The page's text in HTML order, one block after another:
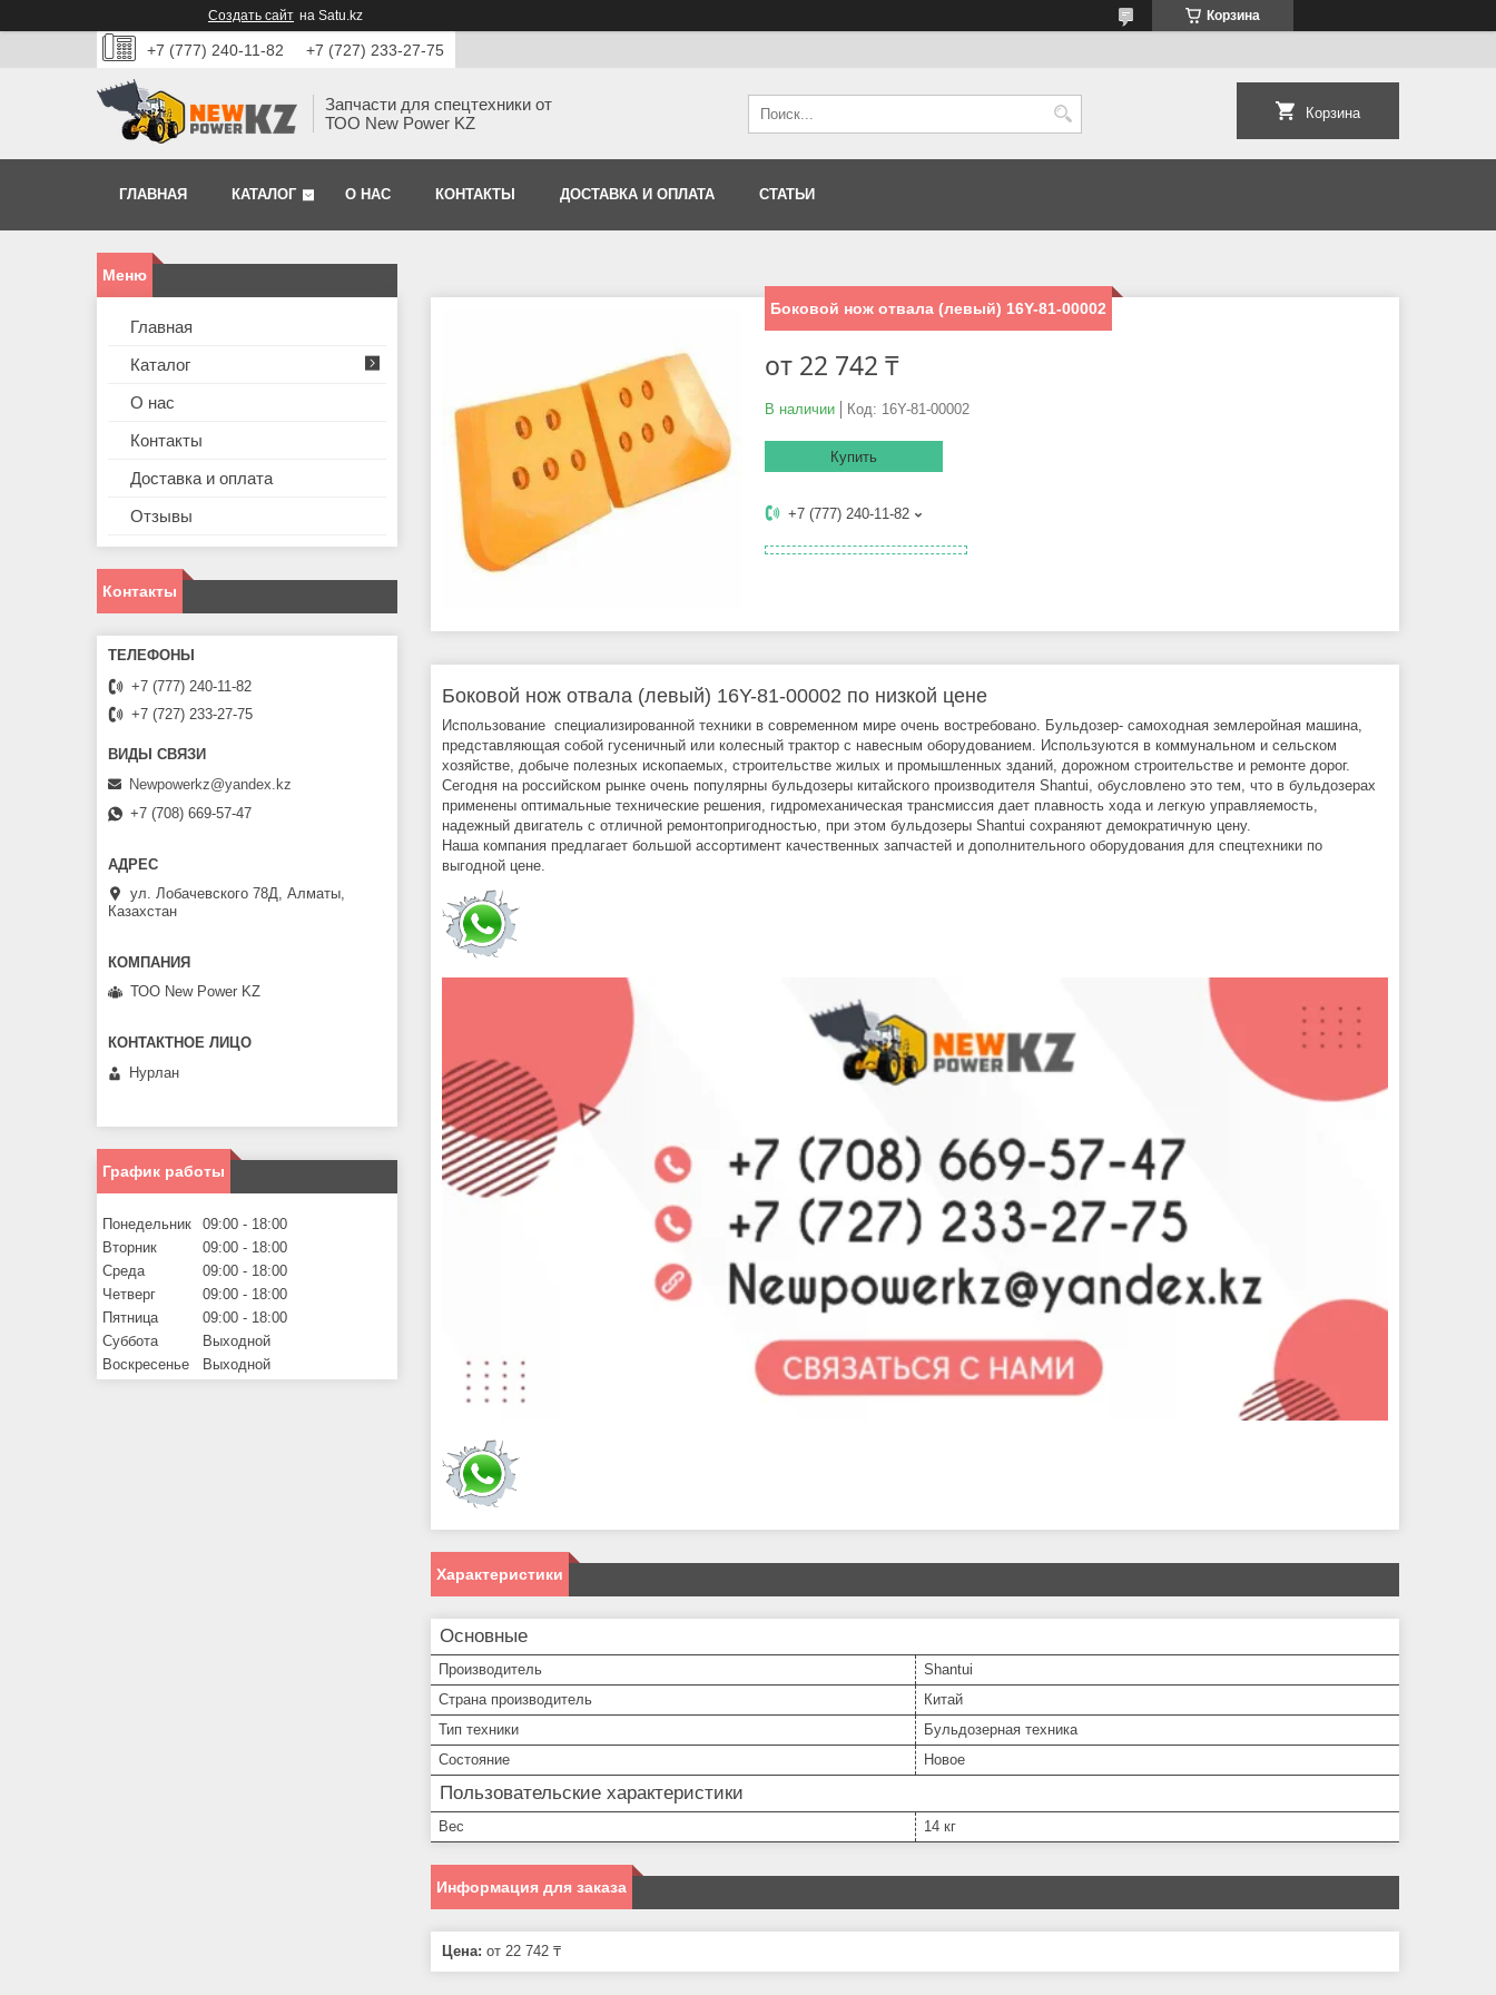
Создать сайт на Satu.kz Корзина
+7 (777) 240-11-82 +7 (727) 233-27-75
Запчасти для спецтехники от
ТОО New Power KZ
Корзина
ГЛАВНАЯ КАТАЛОГ О НАС КОНТАКТЫ ДОСТАВКА И ОПЛАТА СТАТЬИ
Боковой нож отвала (левый) 16Y-81-00002
от 22 742 ₸
В наличии Код: 16Y-81-00002
Купить
+7 (777) 240-11-82
Боковой нож отвала (левый) 16Y-81-00002 по низкой цене
Использование специализированной техники в современном мире очень востребовано. Бульдозер- самоходная землеройная машина,
представляющая собой гусеничный или колесный трактор с навесным оборудованием. Используются в коммунальном и сельском
хозяйстве, добыче полезных ископаемых, строительстве жилых и промышленных зданий, дорожном строительстве и ремонте дорог.
Сегодня на российском рынке очень популярны бульдозеры китайского производителя Shantui, обусловлено это тем, что в бульдозерах
применены оптимальные технические решения, гидромеханическая трансмиссия дает плавность хода и легкую управляемость,
надежный двигатель с отличной ремонтопригодностью, при этом бульдозеры Shantui сохраняют демократичную цену.
Наша компания предлагает большой ассортимент качественных запчастей и дополнительного оборудования для спецтехники по
выгодной цене.
Характеристики
Основные
Производитель
Shantui
Страна производитель
Китай
Тип техники
Бульдозерная техника
Состояние
Новое
Пользовательские характеристики
Вес 14 кг
Информация для заказа
Цена: от 22 742 ₸
Главная
Каталог
О нас
Контакты
Доставка и оплата
Отзывы
Контакты
+7 (777) 240-11-82
+7 (727) 233-27-75
Newpowerkz@yandex.kz
+7 (708) 669-57-47
ул. Лобачевского 78Д, Алматы,
Казахстан
ТОО New Power KZ
Нурлан
График работы
Понедельник 09:00
18:00
Вторник
09:00
18:00
Среда
09:00
18:00
Четверг
09:00
18:00
Пятница
09:00
18:00
Суббота
Выходной
Воскресенье
Выходной